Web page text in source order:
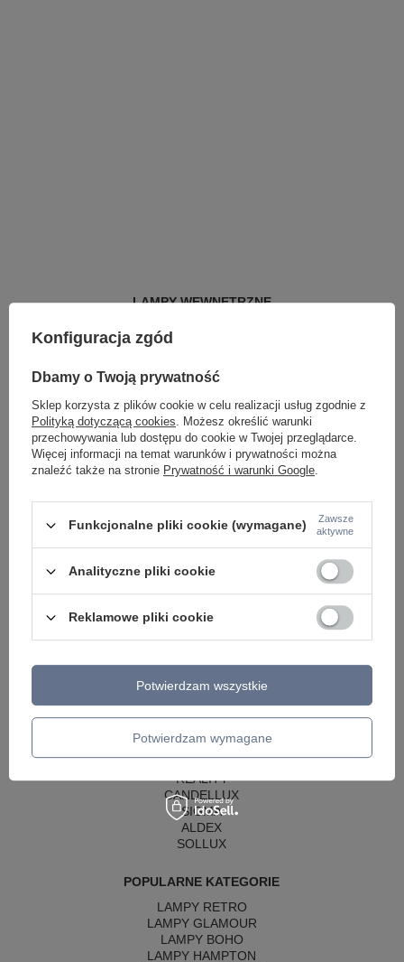
LAMPY WEWNĘTRZNE
ŻYRANDOLE
ŻYRANDOLE KRYSZTAŁOWE
LAMPY WISZĄCE - OKRĘGI
KINKIETY DO SYPIALNI
LAMPY SUFITOWE OKRĄGŁE
LAMPY WISZĄCE
SŁUPKI OGRODOWE
LAMPY OGRODOWE - WISZĄCE
LAMPY WISZĄCE - ZEWNĘTRZNE
LAMPY OGRODOWE - SUFITOWE
GIRLANDY OGRODOWE
PRODUCENCI
MAYTONI
ARGON
REALITY
CANDELLUX
SIGMA
ALDEX
SOLLUX
POPULARNE KATEGORIE
LAMPY RETRO
LAMPY GLAMOUR
LAMPY BOHO
LAMPY HAMPTON
Konfiguracja zgód
Dbamy o Twoją prywatność
Sklep korzysta z plików cookie w celu realizacji usług zgodnie z
Polityką dotyczącą cookies. Możesz określić warunki
przechowywania lub dostępu do cookie w Twojej przeglądarce.
Więcej informacji na temat warunków i prywatności można
znaleźć także na stronie Prywatność i warunki Google.
Funkcjonalne pliki cookie (wymagane)
Zawsze
aktywne
Analityczne pliki cookie
Reklamowe pliki cookie
Potwierdzam wymagane
Potwierdzam wszystkie